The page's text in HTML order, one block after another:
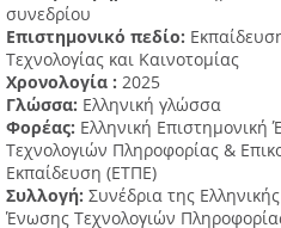
συνεδρίου
Επιστημονικό πεδίο:
Τεχνολογίας και Καινοτομίας
Χρονολογία : 2025
Γλώσσα: Ελληνική γλώσσα
Φορέας: Ελληνική Επιστημονική
Τεχνολογιών Πληροφορίας &
Εκπαίδευση (ΕΤΠΕ)
Συλλογή: Συνέδρια της
Ένωσης Τεχνολογιών